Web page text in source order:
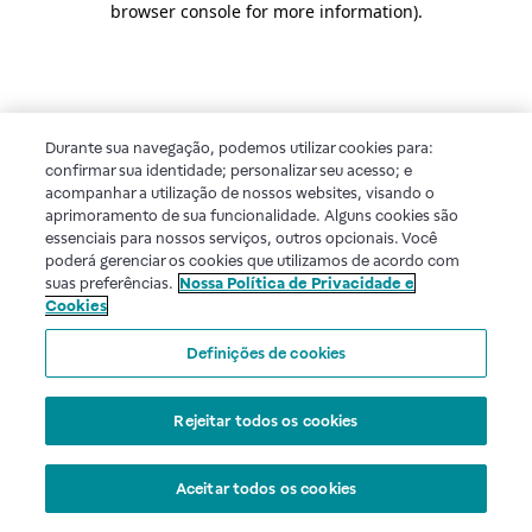
browser console for more information).
Durante sua navegação, podemos utilizar cookies para:
confirmar sua identidade; personalizar seu acesso; e
acompanhar a utilização de nossos websites, visando o
aprimoramento de sua funcionalidade. Alguns cookies são
essenciais para nossos serviços, outros opcionais. Você
poderá gerenciar os cookies que utilizamos de acordo com
suas preferências. Nossa Política de Privacidade e
Cookies
Definições de cookies
Rejeitar todos os cookies
Aceitar todos os cookies